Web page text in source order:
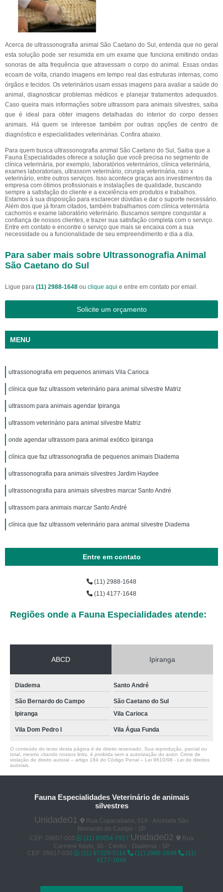
Acerca de ultrassonografia animal São Caetano do Sul, entenda que no geral
esta solução pode ser resumida em um exame que funciona emitindo ondas
sonoras de alta frequência que atravessam o corpo do animal. Essas ondas
ecoam de volta, criando imagens em tempo real das estruturas internas, como
órgãos e tecidos. Os veterinários usam essas imagens para avaliar a saúde do
animal, diagnosticar problemas médicos e planejar tratamentos adequados.
Caso queira mais informações sobre ultrassom para animais silvestres, saiba
que é ideal para obter imagens detalhadas do interior do corpo desses
animais. Há quem se interesse também por outras opções de centro de
diagnóstico e especialidades veterinárias. Confira abaixo.
Para quem busca ultrassonografia animal São Caetano do Sul, Saiba que a
Fauna Especialidades oferece a solução que você precisa no segmento de
clínica veterinária, por exemplo, laboratórios veterinários, clínica veterinária,
exames laboratoriais, ultrassom veterinário, cirurgia veterinária, raio x
veterinário, entre outros serviços. Isso acontece graças aos investimentos da
empresa com ótimos profissionais e instalações de qualidade, buscando
sempre a satisfação do cliente e a excelência em produtos e trabalhos.
Estamos à sua disposição para esclarecer dúvidas e dar o suporte necessário.
Além dos que já foram citados, também trabalhamos com clínica veterinária
cachorros e exame laboratório veterinário. Buscamos sempre conquistar a
confiança de nossos clientes, e trazer sua satisfação completa com o serviço.
Entre em contato e encontre o serviço que mais se encaixa com a sua
necessidade ou a funcionalidade de seu empreendimento e dia a dia.
Para saber mais sobre Ultrassonografia Animal
São Caetano do Sul
Ligue para (11) 2988-1648 ou clique aqui e entre em contato por email.
Solicite um orçamento
MENU
ultrassonografia em pequenos animais Vila Carioca
clínica que faz ultrassom veterinário para animal silvestre Matriz
ultrassom para animais agendar Ipiranga
ultrassom veterinário para animal silvestre Matriz
onde agendar ultrassom para animal exótico Ipiranga
clínica que faz ultrassonografia de pequenos animais Diadema
ultrassonografia para animais silvestres Jardim Haydee
ultrassonografia para animais silvestres marcar Santo André
ultrassom para animais marcar Santo André
clínica que faz ultrassom veterinário para animal silvestre Diadema
Entre em contato
(11) 2988-1648
(11) 4177-1648
Regiões onde a Fauna Especialidades atende:
ABCD Ipiranga
Diadema Santo André
São Bernardo do Campo
São Caetano do Sul
Ipiranga
Vila Carioca
Vila Dom Pedro I Vila Água Funda
O conteúdo do texto desta página é de direito reservado. Sua reprodução, parcial ou
total, mesmo citando nossos links, é proibida sem a autorização do autor. Crime de
violação de direito autoral – artigo 184 do Código Penal – Lei 9610/98 - Lei de direitos
autorais
Fauna Especialidades Veterinário de animais
silvestres
Unidade01
Rua Copacabana, 918 - Anchieta São
Bernardo do Campo - SP
CEP: 09607-000
(11) 95054-7917 Unidade02
Rua
Carminé flauto, 30 - Centro - Diadema - SP
CEP: 05617-030
(11) 97329-5116 (11) 2988-1648
(11)
4177-1648